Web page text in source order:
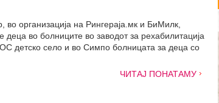
во организација на Рингераја.мк и БиМилк,
деца во болниците во заводот за рехабилитација
детско село и во Симпо болницата за деца со
ЧИТАЈ ПОНАТАМУ